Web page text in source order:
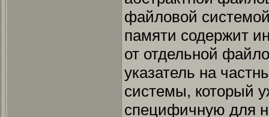
файловой
памяти содержит
от отдельной
указатель на
системы, который
специфичную для